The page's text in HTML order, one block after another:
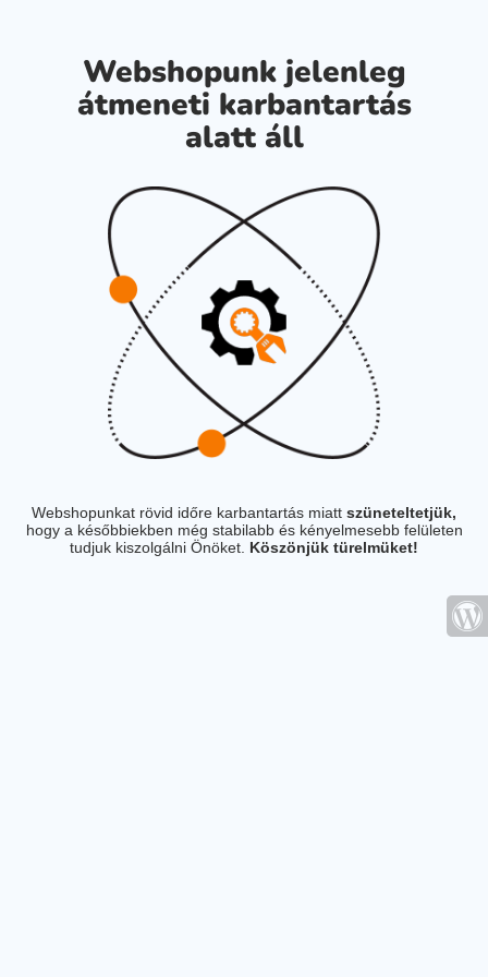
Webshopunk jelenleg
átmeneti karbantartás
alatt áll
Webshopunkat rövid időre karbantartás miatt szüneteltetjük,
hogy a későbbiekben még stabilabb és kényelmesebb felületen
tudjuk kiszolgálni Önöket. Köszönjük türelmüket!